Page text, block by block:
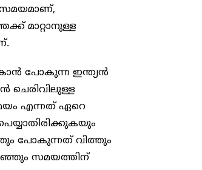
സമയമാണ്,
മാറ്റാനുള്ള
പോകുന്ന ഇന്ത്യൻ
ചെരിവിലുള്ള
എന്നത് ഏറെ
പോകുന്നത് വിത്തും
സമയത്തിന്